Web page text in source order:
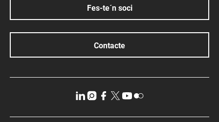
Fes-te´n soci
Contacte